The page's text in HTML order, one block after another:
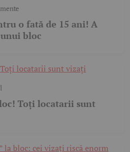
o fată de 15 ani! A
bloc
Toți locatarii sunt